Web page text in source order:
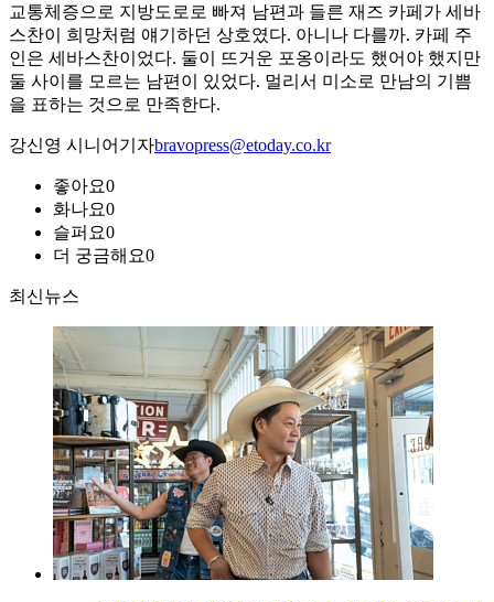
교통체증으로 지방도로로 빠져 남편과 들른 재즈 카페가 세바
스찬이 희망처럼 얘기하던 상호였다. 아니나 다를까. 카페 주
인은 세바스찬이었다. 둘이 뜨거운 포옹이라도 했어야 했지만
둘 사이를 모르는 남편이 있었다. 멀리서 미소로 만남의 기쁨
을 표하는 것으로 만족한다.
강신영 시니어기자bravopress@etoday.co.kr
좋아요0
화나요0
슬퍼요0
더 궁금해요0
최신뉴스